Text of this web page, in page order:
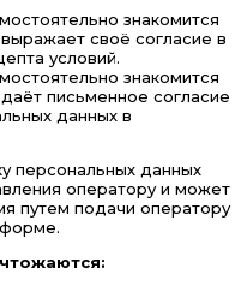
знакомится
своё согласие в
условий.
знакомится
письменное согласие
данных в
персональных данных
оператору и может
путем подачи оператору